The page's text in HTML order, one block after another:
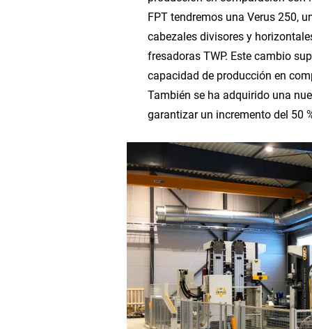
FPT tendremos una Verus 250,
cabezales divisores y
fresadoras TWP. Este cambio
capacidad de producción en
También se ha adquirido una
garantizar un incremento del 50